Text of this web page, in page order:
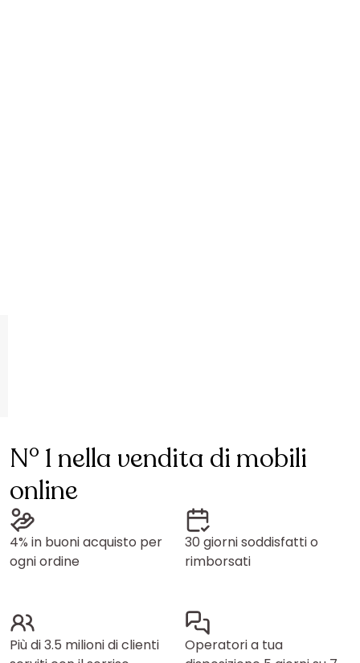
N° 1 nella vendita di mobili
online
4% in buoni acquisto per
ogni ordine
30 giorni soddisfatti o
rimborsati
Più di 3.5 milioni di clienti
Operatori a tua